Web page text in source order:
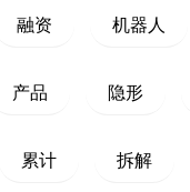
融资 机器人
产品 隐形
累计 拆解